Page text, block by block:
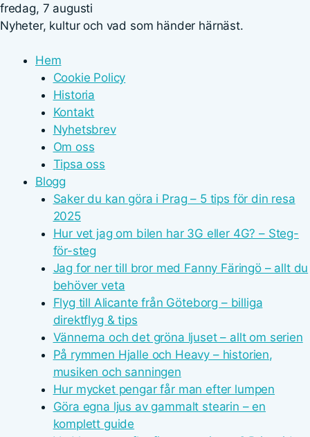
fredag, 7 augusti
Nyheter, kultur och vad som händer härnäst.
Hem
Cookie Policy
Historia
Kontakt
Nyhetsbrev
Om oss
Tipsa oss
Blogg
Saker du kan göra i Prag – 5 tips för din resa
2025
Hur vet jag om bilen har 3G eller 4G? – Steg-
för-steg
Jag for ner till bror med Fanny Färingö – allt du
behöver veta
Flyg till Alicante från Göteborg – billiga
direktflyg & tips
Vännerna och det gröna ljuset – allt om serien
På rymmen Hjalle och Heavy – historien,
musiken och sanningen
Hur mycket pengar får man efter lumpen
Göra egna ljus av gammalt stearin – en
komplett guide